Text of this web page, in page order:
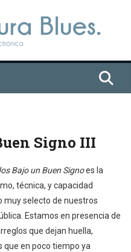
Signo III
Bajo un Buen Signoes la
técnica, y capacidad
muy selecto de nuestros
Estamos en presencia de
que dejan huella,
que en poco tiempo ya